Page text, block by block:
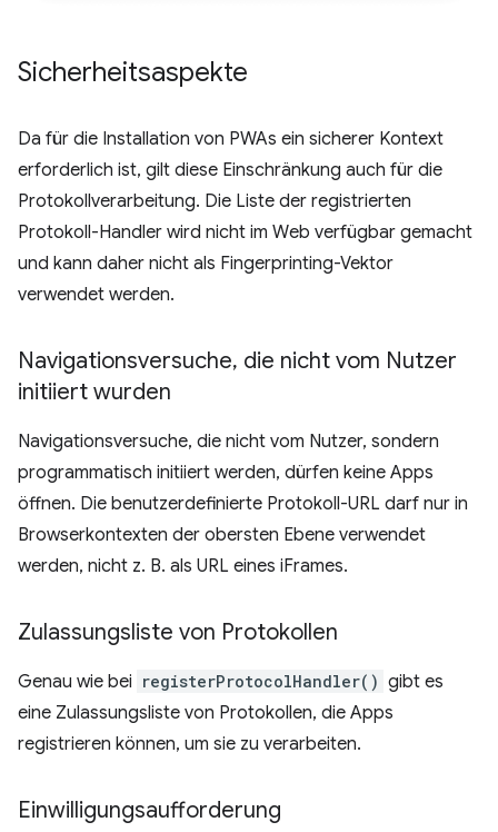
Sicherheitsaspekte
Da für die Installation von PWAs ein sicherer Kontext
erforderlich ist, gilt diese Einschränkung auch für die
Protokollverarbeitung. Die Liste der registrierten
Protokoll-Handler wird nicht im Web verfügbar gemacht
und kann daher nicht als Fingerprinting-Vektor
verwendet werden.
Navigationsversuche, die nicht vom Nutzer
initiiert wurden
Navigationsversuche, die nicht vom Nutzer, sondern
programmatisch initiiert werden, dürfen keine Apps
öffnen. Die benutzerdefinierte Protokoll-URL darf nur in
Browserkontexten der obersten Ebene verwendet
werden, nicht z. B. als URL eines iFrames.
Zulassungsliste von Protokollen
Genau wie bei registerProtocolHandler() gibt es
eine Zulassungsliste von Protokollen, die Apps
registrieren können, um sie zu verarbeiten.
Einwilligungsaufforderung